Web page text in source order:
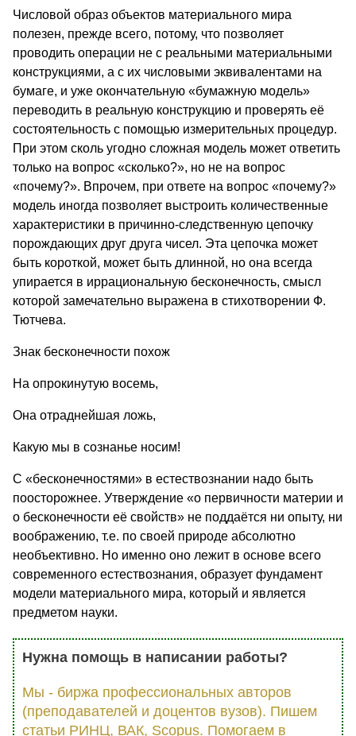
Числовой образ объектов материального мира
полезен, прежде всего, потому, что позволяет
проводить операции не с реальными материальными
конструкциями, а с их числовыми эквивалентами на
бумаге, и уже окончательную «бумажную модель»
переводить в реальную конструкцию и проверять её
состоятельность с помощью измерительных процедур.
При этом сколь угодно сложная модель может ответить
только на вопрос «сколько?», но не на вопрос
«почему?». Впрочем, при ответе на вопрос «почему?»
модель иногда позволяет выстроить количественные
характеристики в причинно-следственную цепочку
порождающих друг друга чисел. Эта цепочка может
быть короткой, может быть длинной, но она всегда
упирается в иррациональную бесконечность, смысл
которой замечательно выражена в стихотворении Ф.
Тютчева.
Знак бесконечности похож
На опрокинутую восемь,
Она отраднейшая ложь,
Какую мы в сознанье носим!
С «бесконечностями» в естествознании надо быть
поосторожнее. Утверждение «о первичности материи и
о бесконечности её свойств» не поддаётся ни опыту, ни
воображению, т.е. по своей природе абсолютно
необъективно. Но именно оно лежит в основе всего
современного естествознания, образует фундамент
модели материального мира, который и является
предметом науки.
Нужна помощь в написании работы?
Мы - биржа профессиональных авторов
(преподавателей и доцентов вузов). Пишем
статьи РИНЦ, ВАК, Scopus. Помогаем в